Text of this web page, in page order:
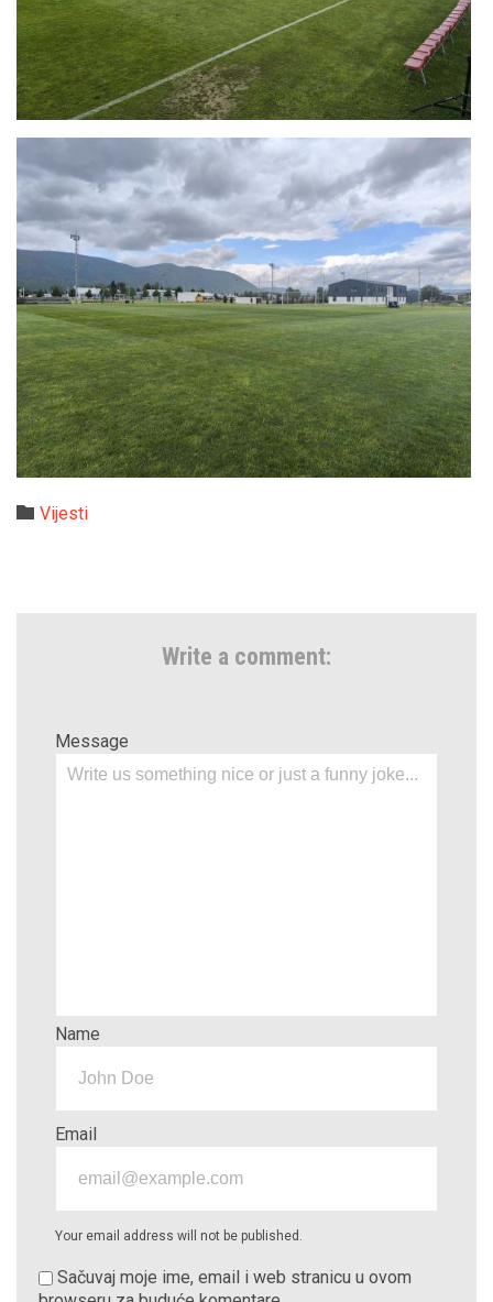
 Category
Vijesti
Write a comment:
Message
Name
Email
Your email address will not be published.
Sačuvaj moje ime, email i web stranicu u ovom